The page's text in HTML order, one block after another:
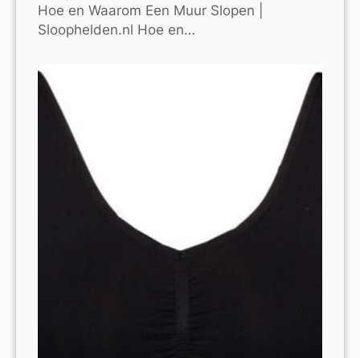
Hoe en Waarom Een Muur Slopen |
Sloophelden.nl Hoe en…